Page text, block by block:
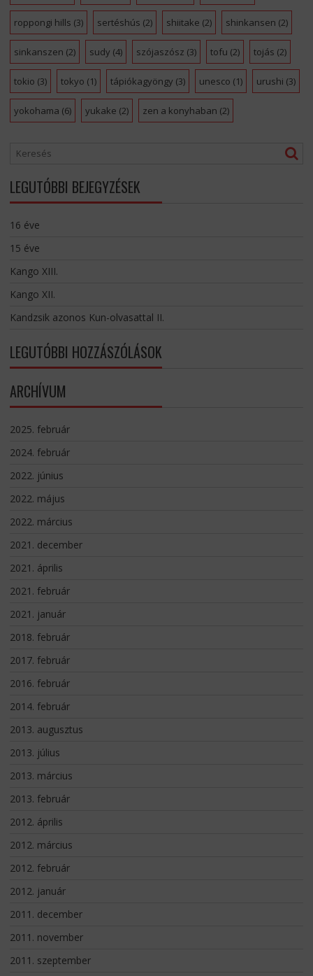
roppongi hills (3) sertéshús (2) shiitake (2) shinkansen (2)
sinkanszen (2) sudy (4) szójaszósz (3) tofu (2) tojás (2)
tokio (3) tokyo (1) tápiókagyöngy (3) unesco (1) urushi (3)
yokohama (6) yukake (2) zen a konyhaban (2)
LEGUTÓBBI BEJEGYZÉSEK
16 éve
15 éve
Kango XIII.
Kango XII.
Kandzsik azonos Kun-olvasattal II.
LEGUTÓBBI HOZZÁSZÓLÁSOK
ARCHÍVUM
2025. február
2024. február
2022. június
2022. május
2022. március
2021. december
2021. április
2021. február
2021. január
2018. február
2017. február
2016. február
2014. február
2013. augusztus
2013. július
2013. március
2013. február
2012. április
2012. március
2012. február
2012. január
2011. december
2011. november
2011. szeptember